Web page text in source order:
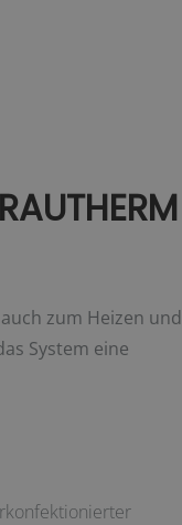
zum Heizen und
System eine